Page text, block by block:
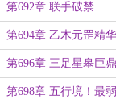
第692章 联手破禁
第694章 乙木元罡精
第696章 三足星皋巨鼎
第698章 五行境！最